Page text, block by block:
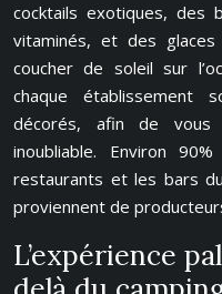
cocktails exotiques, des
vitaminés, et des
coucher de soleil sur
chaque établissement
décorés, afin de vous
inoubliable. Environ
restaurants et les bars
proviennent de
L’expérience